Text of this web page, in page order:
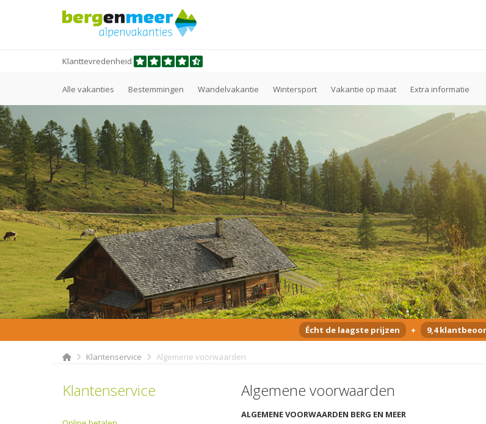
Klanttevredenheid
Alle vakanties Bestemmingen Wandelvakantie Wintersport Vakantie op maat Extra informatie
Écht de laagste prijzen + 9,4
Klantenservice Algemene voorwaarden
Klantenservice Algemene voorwaarden
ALGEMENE VOORWAARDEN BERG EN MEER